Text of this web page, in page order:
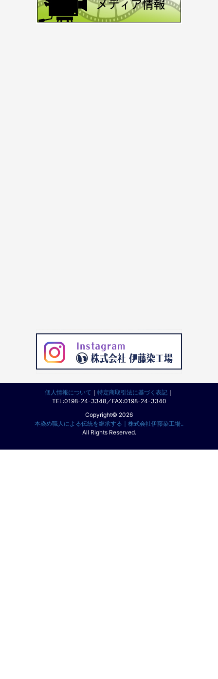
個人情報について ｜ 特定商取引法に基づく表記 ｜
TEL:0198-24-3348／FAX:0198-24-3340
Copyright© 2026
本染め職人による伝統を継承する｜株式会社伊藤染工場..
All Rights Reserved.